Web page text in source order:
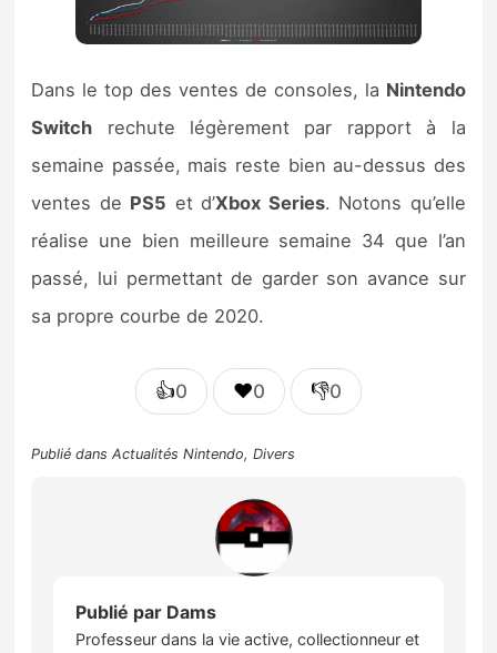
Dans le top des ventes de consoles, la Nintendo
Switch rechute légèrement par rapport à la
semaine passée, mais reste bien au-dessus des
ventes de PS5 et d’Xbox Series. Notons qu’elle
réalise une bien meilleure semaine 34 que l’an
passé, lui permettant de garder son avance sur
sa propre courbe de 2020.
👍0 ❤️0 👎0
Publié dansActualités Nintendo,Divers
Publié par Dams
Professeur dans la vie active, collectionneur et